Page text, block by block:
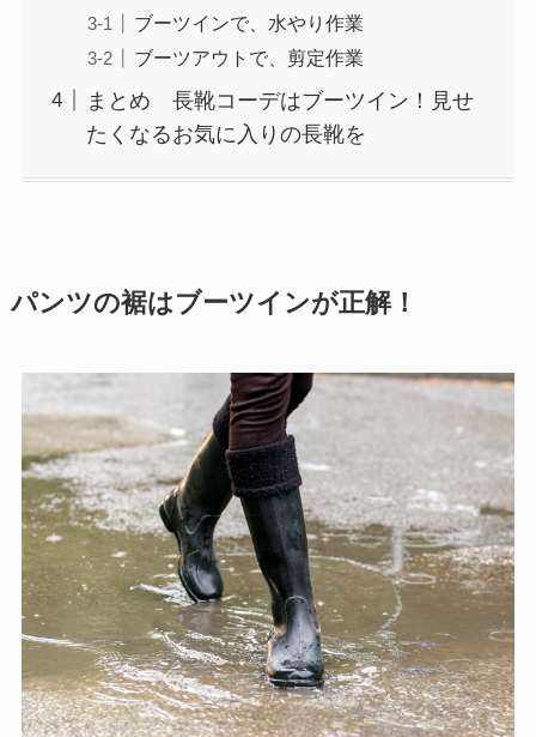
ブーツインで、水やり作業
ブーツアウトで、剪定作業
まとめ 長靴コーデはブーツイン！見せ
たくなるお気に入りの長靴を
パンツの裾はブーツインが正解！